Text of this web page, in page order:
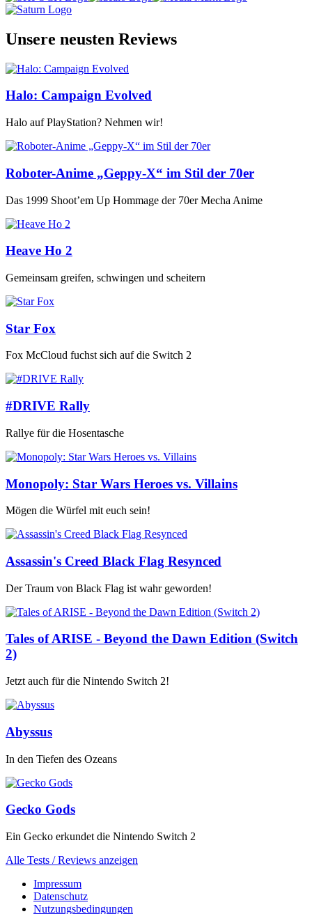
Unsere neusten Reviews
Halo: Campaign Evolved
Halo auf PlayStation? Nehmen wir!
Roboter-Anime „Geppy-X“ im Stil der 70er
Das 1999 Shoot’em Up Hommage der 70er Mecha Anime
Heave Ho 2
Gemeinsam greifen, schwingen und scheitern
Star Fox
Fox McCloud fuchst sich auf die Switch 2
#DRIVE Rally
Rallye für die Hosentasche
Monopoly: Star Wars Heroes vs. Villains
Mögen die Würfel mit euch sein!
Assassin's Creed Black Flag Resynced
Der Traum von Black Flag ist wahr geworden!
Tales of ARISE - Beyond the Dawn Edition (Switch
2)
Jetzt auch für die Nintendo Switch 2!
Abyssus
In den Tiefen des Ozeans
Gecko Gods
Ein Gecko erkundet die Nintendo Switch 2
Alle Tests / Reviews anzeigen
Impressum
Datenschutz
Nutzungsbedingungen